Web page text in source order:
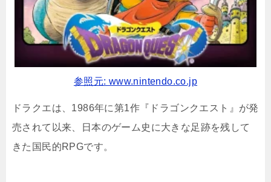
参照元: www.nintendo.co.jp
ドラクエは、1986年に第1作『ドラゴンクエスト』が発
売されて以来、日本のゲーム史に大きな足跡を残して
きた国民的RPGです。